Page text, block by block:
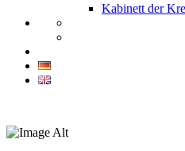
Kabinett der